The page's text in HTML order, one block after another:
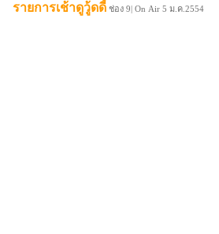
รายการเช้าดูวู้ดดี้ช่อง 9| On Air 5 ม.ค.2554